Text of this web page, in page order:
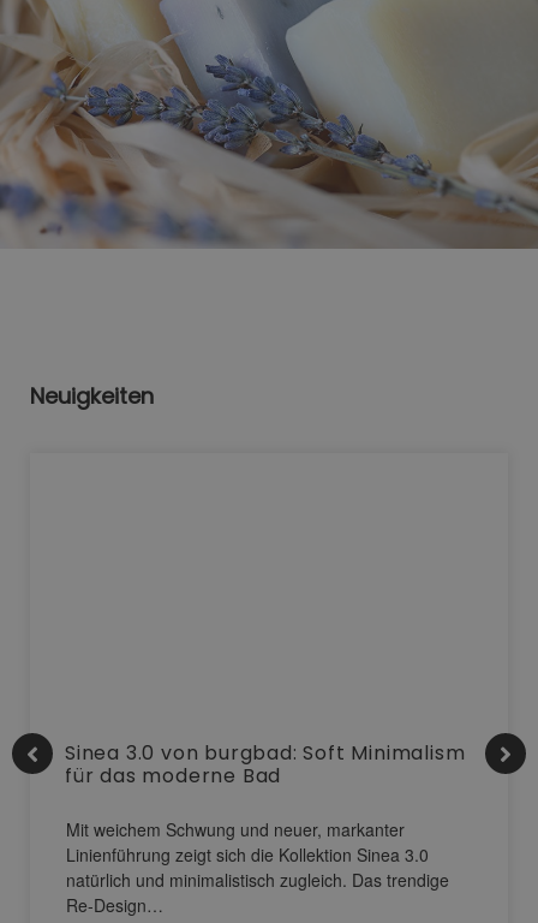
Neuigkeiten
Sinea 3.0 von burgbad: Soft Minimalism
für das moderne Bad
Mit weichem Schwung und neuer, markanter
Linienführung zeigt sich die Kollektion Sinea 3.0
natürlich und minimalistisch zugleich. Das trendige
Re-Design…